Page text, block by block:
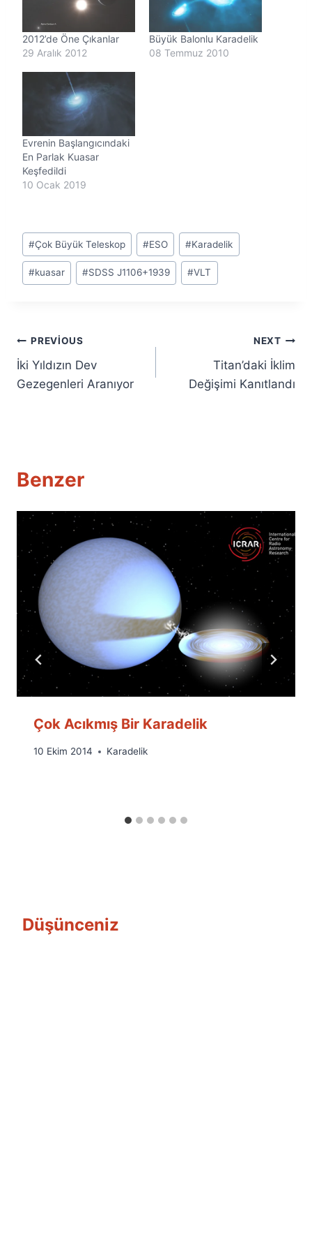
.
2012’de Öne Çıkanlar
29 Aralık 2012
Büyük Balonlu Karadelik
08 Temmuz 2010
Evrenin Başlangıcındaki
En Parlak Kuasar
Keşfedildi
10 Ocak 2019
Post
Tags:
#Çok Büyük Teleskop #ESO #Karadelik
#kuasar #SDSS J1106+1939 #VLT
Yazı
gezinmesi
PREVIOUS
İki Yıldızın Dev
Gezegenleri Aranıyor
NEXT
Titan’daki İklim
Değişimi Kanıtlandı
Benzer
Çok Acıkmış Bir Karadelik
By
10 Ekim 2014 Karadelik
Düşünceniz